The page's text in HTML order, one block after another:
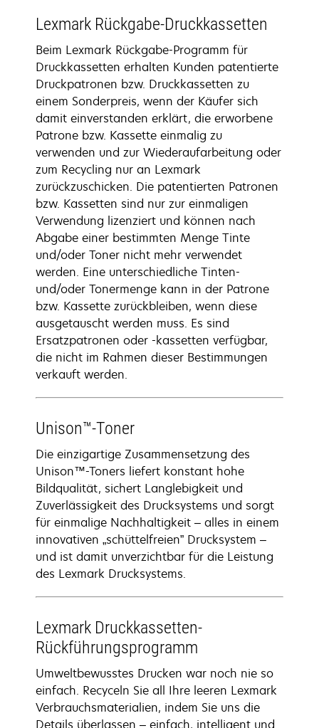
Lexmark Rückgabe-Druckkassetten
Beim Lexmark Rückgabe-Programm für
Druckkassetten erhalten Kunden patentierte
Druckpatronen bzw. Druckkassetten zu
einem Sonderpreis, wenn der Käufer sich
damit einverstanden erklärt, die erworbene
Patrone bzw. Kassette einmalig zu
verwenden und zur Wiederaufarbeitung oder
zum Recycling nur an Lexmark
zurückzuschicken. Die patentierten Patronen
bzw. Kassetten sind nur zur einmaligen
Verwendung lizenziert und können nach
Abgabe einer bestimmten Menge Tinte
und/oder Toner nicht mehr verwendet
werden. Eine unterschiedliche Tinten-
und/oder Tonermenge kann in der Patrone
bzw. Kassette zurückbleiben, wenn diese
ausgetauscht werden muss. Es sind
Ersatzpatronen oder -kassetten verfügbar,
die nicht im Rahmen dieser Bestimmungen
verkauft werden.
Unison™-Toner
Die einzigartige Zusammensetzung des
Unison™-Toners liefert konstant hohe
Bildqualität, sichert Langlebigkeit und
Zuverlässigkeit des Drucksystems und sorgt
für einmalige Nachhaltigkeit – alles in einem
innovativen „schüttelfreien” Drucksystem –
und ist damit unverzichtbar für die Leistung
des Lexmark Drucksystems.
Lexmark Druckkassetten-
Rückführungsprogramm
Umweltbewusstes Drucken war noch nie so
einfach. Recyceln Sie all Ihre leeren Lexmark
Verbrauchsmaterialien, indem Sie uns die
Details überlassen – einfach, intelligent und